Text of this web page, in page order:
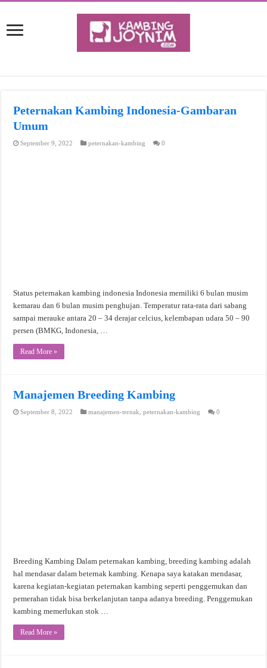
Peternakan Kambing Indonesia-Gambaran
Umum
September 9, 2022 peternakan-kambing 0
Status peternakan kambing indonesia Indonesia memiliki 6 bulan musim
kemarau dan 6 bulan musim penghujan. Temperatur rata-rata dari sabang
sampai merauke antara 20 – 34 derajar celcius, kelembapan udara 50 – 90
persen (BMKG, Indonesia, …
Read More »
Manajemen Breeding Kambing
September 8, 2022 manajemen-ternak ,peternakan-kambing 0
Breeding Kambing Dalam peternakan kambing, breeding kambing adalah
hal mendasar dalam beternak kambing. Kenapa saya katakan mendasar,
karena kegiatan-kegiatan peternakan kambing seperti penggemukan dan
pemerahan tidak bisa berkelanjutan tanpa adanya breeding. Penggemukan
kambing memerlukan stok …
Read More »